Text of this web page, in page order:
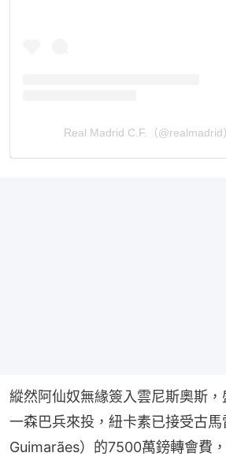
Real Madrid C.F.（@realmadrid
縱然阿仙奴無緣簽入雲尼斯奧斯
一森巴兵來投，紐卡素已接受古
Guimarães）的7500萬鎊轉會費